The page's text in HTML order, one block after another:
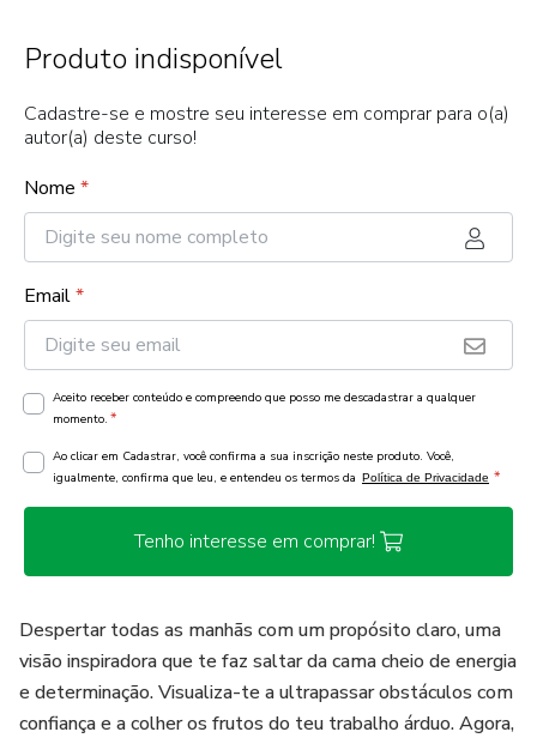
Produto indisponível
Cadastre-se e mostre seu interesse em comprar para o(a)
autor(a) deste curso!
Nome *
Email*
Aceito receber conteúdo e compreendo que posso me descadastrar a qualquer
momento. *
Ao clicar em Cadastrar, você confirma a sua inscrição neste produto. Você,
igualmente, confirma que leu, e entendeu os termos da Política de Privacidade *
Tenho interesse em comprar!
Despertar todas as manhãs com um propósito claro, uma
visão inspiradora que te faz saltar da cama cheio de energia
e determinação. Visualiza-te a ultrapassar obstáculos com
confiança e a colher os frutos do teu trabalho árduo. Agora,